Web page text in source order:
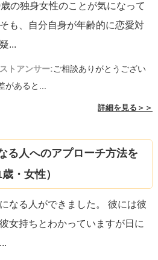
さそう、と気をもんでいるとし
ている体力を使い切ってしまう
思います。
「了解です」と言ってくれてい
て、体調や彼女の置かれている
げれれたらいいなと思います。
てしまうような方であれば、今
が良いかもしれません。（後か
っちり約束したい質問者様とは
で・・・）まずは焦らないこ
トで進展がなければ、女性も進
能性があるので、そのあたりは
の独身女性のことが気になって
も、自分自身が年齢的に恋愛対
...
トアンサー:ご相談ありがとうござい
があると...
詳細を見る＞＞
る人へのアプローチ方法を
・女性）
なる人ができました。 彼には彼
女持ちとわかっていますが日に
...